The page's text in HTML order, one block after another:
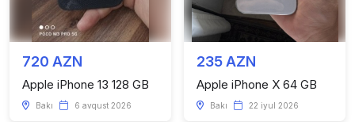
720 AZN
Apple iPhone 13 128 GB
Bakı 6 avqust 2026
235 AZN
Apple iPhone X 64 GB
Bakı 22 iyul 2026